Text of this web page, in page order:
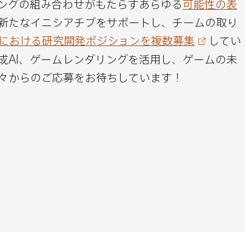
る
グの組み合わせがもたらすあらゆる可能性の表
たなイニシアチブをサポートし、チームの取り
おける研究開発ポジションを複数募集
してい
AI、ゲームレンダリングを活用し、ゲームの未
らのご応募をお待ちしています！